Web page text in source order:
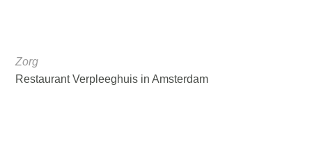
Zorg
Restaurant Verpleeghuis in Amsterdam